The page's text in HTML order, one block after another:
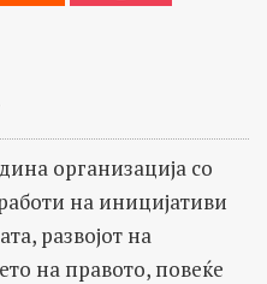
организација со
на иницијативи
развојот на
на правото, повеќе